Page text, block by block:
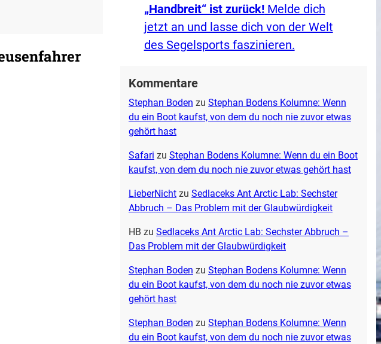
„Handbreit“ ist zurück!Melde dich
jetzt an und lasse dich von der Welt
des Segelsports faszinieren.
Kommentare
Stephan Boden zu Stephan Bodens Kolumne: Wenn
du ein Boot kaufst, von dem du noch nie zuvor etwas
gehört hast
Safari zu Stephan Bodens Kolumne: Wenn du ein Boot
kaufst, von dem du noch nie zuvor etwas gehört hast
LieberNichtzu Sedlaceks Ant Arctic Lab: Sechster
Abbruch – Das Problem mit der Glaubwürdigkeit
HB zu Sedlaceks Ant Arctic Lab: Sechster Abbruch –
Das Problem mit der Glaubwürdigkeit
Stephan Boden zu Stephan Bodens Kolumne: Wenn
du ein Boot kaufst, von dem du noch nie zuvor etwas
gehört hast
Stephan Boden zu Stephan Bodens Kolumne: Wenn
du ein Boot kaufst, von dem du noch nie zuvor etwas